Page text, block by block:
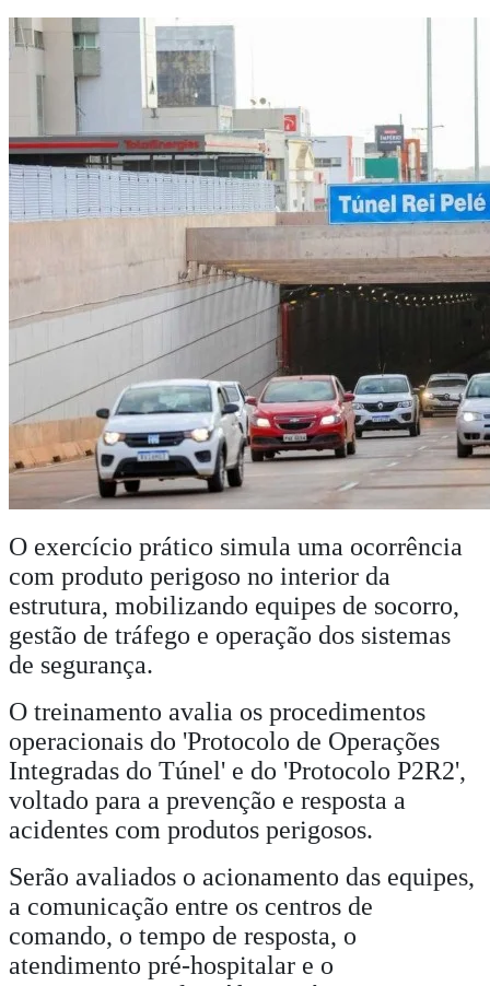
O exercício prático simula uma ocorrência
com produto perigoso no interior da
estrutura, mobilizando equipes de socorro,
gestão de tráfego e operação dos sistemas
de segurança.
O treinamento avalia os procedimentos
operacionais do 'Protocolo de Operações
Integradas do Túnel' e do 'Protocolo P2R2',
voltado para a prevenção e resposta a
acidentes com produtos perigosos.
Serão avaliados o acionamento das equipes,
a comunicação entre os centros de
comando, o tempo de resposta, o
atendimento pré-hospitalar e o